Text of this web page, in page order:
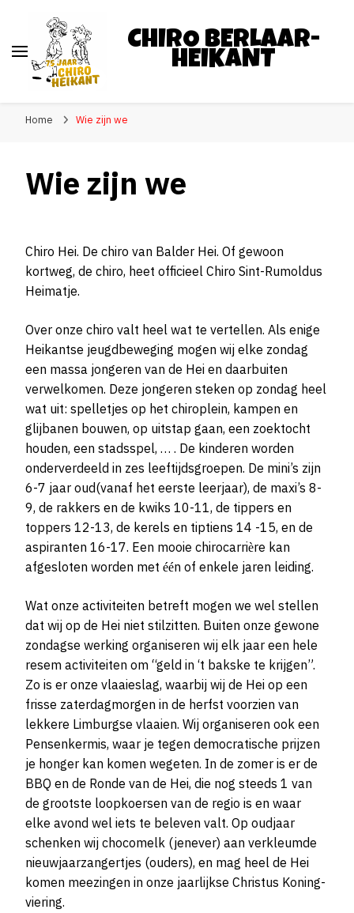
CHIRO BERLAAR-
HEIKANT
Home Wie zijn we
Wie zijn we
Chiro Hei. De chiro van Balder Hei. Of gewoon
kortweg, de chiro, heet officieel Chiro Sint-Rumoldus
Heimatje.
Over onze chiro valt heel wat te vertellen. Als enige
Heikantse jeugdbeweging mogen wij elke zondag
een massa jongeren van de Hei en daarbuiten
verwelkomen. Deze jongeren steken op zondag heel
wat uit: spelletjes op het chiroplein, kampen en
glijbanen bouwen, op uitstap gaan, een zoektocht
houden, een stadsspel, … . De kinderen worden
onderverdeeld in zes leeftijdsgroepen. De mini’s zijn
6-7 jaar oud(vanaf het eerste leerjaar), de maxi’s 8-
9, de rakkers en de kwiks 10-11, de tippers en
toppers 12-13, de kerels en tiptiens 14 -15, en de
aspiranten 16-17. Een mooie chirocarrière kan
afgesloten worden met één of enkele jaren leiding.
Wat onze activiteiten betreft mogen we wel stellen
dat wij op de Hei niet stilzitten. Buiten onze gewone
zondagse werking organiseren wij elk jaar een hele
resem activiteiten om “geld in ‘t bakske te krijgen”.
Zo is er onze vlaaieslag, waarbij wij de Hei op een
frisse zaterdagmorgen in de herfst voorzien van
lekkere Limburgse vlaaien. Wij organiseren ook een
Pensenkermis, waar je tegen democratische prijzen
je honger kan komen wegeten. In de zomer is er de
BBQ en de Ronde van de Hei, die nog steeds 1 van
de grootste loopkoersen van de regio is en waar
elke avond wel iets te beleven valt. Op oudjaar
schenken wij chocomelk (jenever) aan verkleumde
nieuwjaarzangertjes (ouders), en mag heel de Hei
komen meezingen in onze jaarlijkse Christus Koning-
viering.